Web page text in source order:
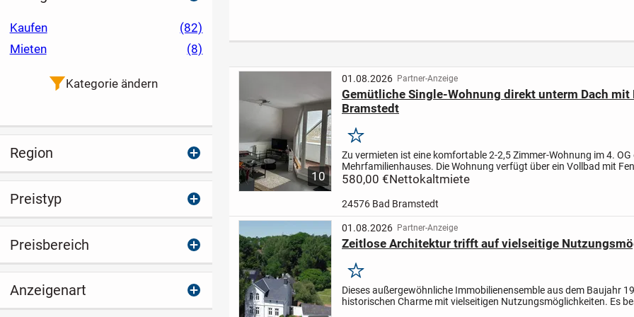
den Anker zu
werfen!
10
01.08.2026 Partner-Anzeige
Gemütliche Single-Wohnung direkt unterm Dach mit
Bramstedt
Merken
Zu vermieten ist eine komfortable 2-2,5 Zimmer-Wohnung im 4. OG
Mehrfamilienhauses. Die Wohnung verfügt über ein Vollbad mit
Waschmaschinenanschluss sowie einem mittelgroßem...
580,00 €Nettokaltmiete
24576 Bad Bramstedt
01.08.2026 Partner-Anzeige
Zeitlose Architektur trifft auf vielseitige
Merken
Dieses außergewöhnliche Immobilienensemble aus dem Baujahr
historischen Charme mit vielseitigen Nutzungsmöglichkeiten. Es
Kaufen
(82)
Mieten
(8)
Kategorie ändern
Region
Preistyp
Preisbereich
Anzeigenart